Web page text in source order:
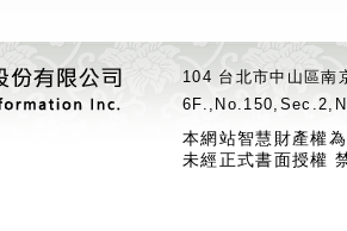
104 台北市中山區
本網站智慧財產權
未經正式書面授權